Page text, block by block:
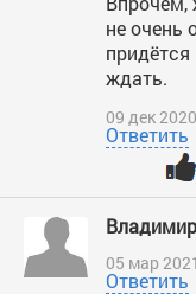
не очень
ждать.
09 дек
Ответить
05 мар
Ответить